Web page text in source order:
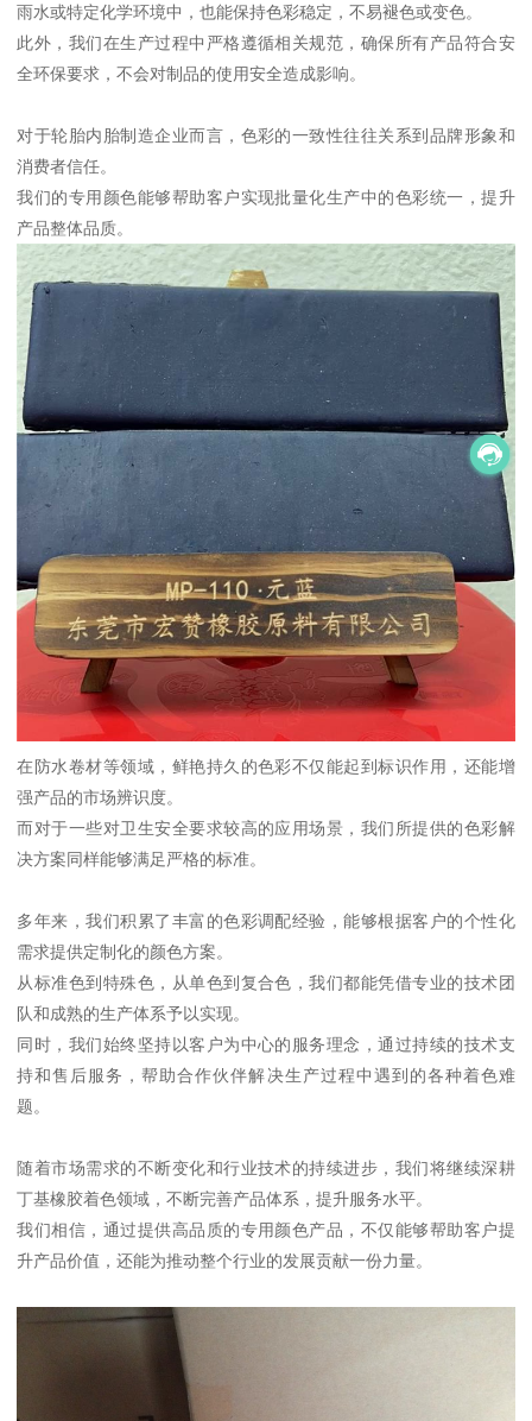
雨水或特定化学环境中，也能保持色彩稳定，不易褪色或变色。
此外，我们在生产过程中严格遵循相关规范，确保所有产品符合安
全环保要求，不会对制品的使用安全造成影响。
对于轮胎内胎制造企业而言，色彩的一致性往往关系到品牌形象和
消费者信任。
我们的专用颜色能够帮助客户实现批量化生产中的色彩统一，提升
产品整体品质。
在防水卷材等领域，鲜艳持久的色彩不仅能起到标识作用，还能增
强产品的市场辨识度。
而对于一些对卫生安全要求较高的应用场景，我们所提供的色彩解
决方案同样能够满足严格的标准。
多年来，我们积累了丰富的色彩调配经验，能够根据客户的个性化
需求提供定制化的颜色方案。
从标准色到特殊色，从单色到复合色，我们都能凭借专业的技术团
队和成熟的生产体系予以实现。
同时，我们始终坚持以客户为中心的服务理念，通过持续的技术支
持和售后服务，帮助合作伙伴解决生产过程中遇到的各种着色难
题。
随着市场需求的不断变化和行业技术的持续进步，我们将继续深耕
丁基橡胶着色领域，不断完善产品体系，提升服务水平。
我们相信，通过提供高品质的专用颜色产品，不仅能够帮助客户提
升产品价值，还能为推动整个行业的发展贡献一份力量。